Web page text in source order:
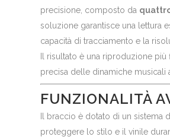
precisione, composto da
soluzione garantisce una lettura
capacità di tracciamento e la
Il risultato è una riproduzione
precisa delle dinamiche musicali
FUNZIONALITÀ
Il braccio è dotato di un sistema
proteggere lo stilo e il vinile